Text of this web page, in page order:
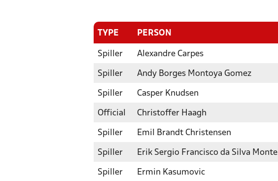
TYPE PERSON
Spiller Alexandre Carpes
Spiller Andy Borges Montoya Gomez
Spiller Casper Knudsen
Official Christoffer Haagh
Spiller Emil Brandt Christensen
Spiller Erik Sergio Francisco da Silva Monte
Spiller Ermin Kasumovic